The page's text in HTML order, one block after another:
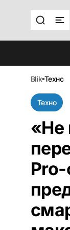
blik техно
Техно
«Не